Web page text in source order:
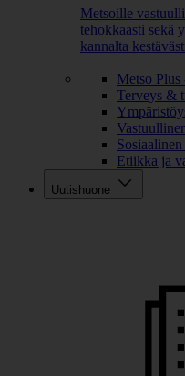
Metsoille
tehokkaasti sekä
kannalta
Metso Plus
Terveys &
Etiikka ja
Uutishuone